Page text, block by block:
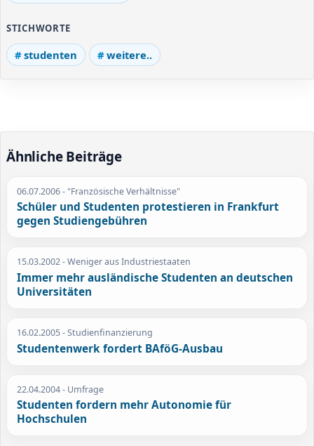
STICHWORTE
studenten weitere..
Ähnliche Beiträge
06.07.2006- "Französische Verhältnisse"
Schüler und Studenten protestieren in Frankfurt
gegen Studiengebühren
15.03.2002- Weniger aus Industriestaaten
Immer mehr ausländische Studenten an deutschen
Universitäten
16.02.2005- Studienfinanzierung
Studentenwerk fordert BAföG-Ausbau
22.04.2004- Umfrage
Studenten fordern mehr Autonomie für
Hochschulen